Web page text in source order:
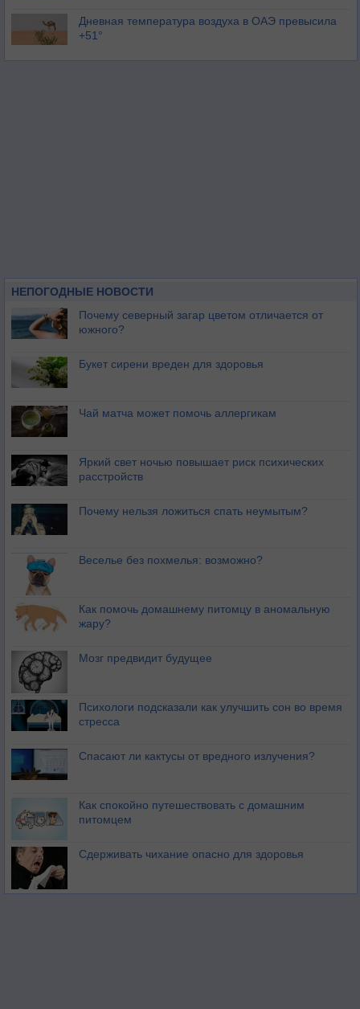
Дневная температура воздуха в ОАЭ превысила
+51°
НЕПОГОДНЫЕ НОВОСТИ
Почему северный загар цветом отличается от
южного?
Букет сирени вреден для здоровья
Чай матча может помочь аллергикам
Яркий свет ночью повышает риск психических
расстройств
Почему нельзя ложиться спать неумытым?
Веселье без похмелья: возможно?
Как помочь домашнему питомцу в аномальную
жару?
Мозг предвидит будущее
Психологи подсказали как улучшить сон во время
стресса
Спасают ли кактусы от вредного излучения?
Как спокойно путешествовать с домашним
питомцем
Сдерживать чихание опасно для здоровья